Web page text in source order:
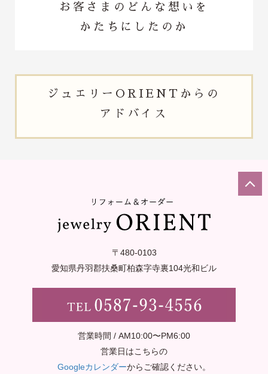
お客さまのどんな想いを
かたちにしたのか
ジュエリー ORIENTからの
アドバイス
〒480-0103
愛知県丹羽郡扶桑町柏森字寺裏104光和ビル
営業時間 / AM10:00〜PM6:00
営業日はこちらの
Googleカレンダーからご確認ください。